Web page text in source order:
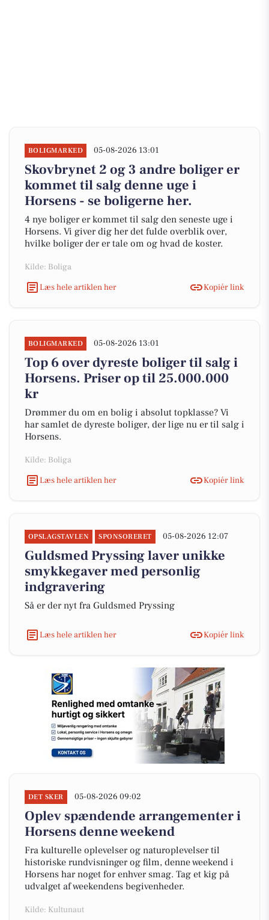
BOLIGMARKED 05-08-2026 13:01
Skovbrynet 2 og 3 andre boliger er
kommet til salg denne uge i
Horsens - se boligerne her.
4 nye boliger er kommet til salg den seneste uge i
Horsens. Vi giver dig her det fulde overblik over,
hvilke boliger der er tale om og hvad de koster.
Kilde: Boliga
Læs hele artiklen her
Kopiér link
BOLIGMARKED 05-08-2026 13:01
Top 6 over dyreste boliger til salg i
Horsens. Priser op til 25.000.000
kr
Drømmer du om en bolig i absolut topklasse? Vi
har samlet de dyreste boliger, der lige nu er til salg i
Horsens.
Kilde: Boliga
Læs hele artiklen her
Kopiér link
OPSLAGSTAVLEN SPONSORERET 05-08-2026 12:07
Guldsmed Pryssing laver unikke
smykkegaver med personlig
indgravering
Så er der nyt fra Guldsmed Pryssing
Læs hele artiklen her Kopiér link
DET SKER 05-08-2026 09:02
Oplev spændende arrangementer i
Horsens denne weekend
Fra kulturelle oplevelser og naturoplevelser til
historiske rundvisninger og film, denne weekend i
Horsens har noget for enhver smag. Tag et kig på
udvalget af weekendens begivenheder.
Kilde: Kultunaut